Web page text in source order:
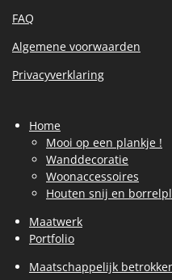
FAQ
Algemene voorwaarden
Privacyverklaring
Home
Mooi op een plankje !
Wanddecoratie
Woonaccessoires
Houten snij en
Maatwerk
Portfolio
Maatschappelijk